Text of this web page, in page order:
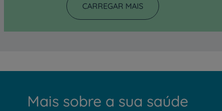
CARREGAR MAIS
Mais sobre a sua saúde